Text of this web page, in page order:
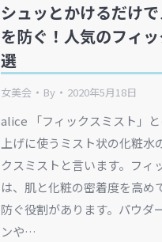
シュッとかけるだけ
を防ぐ！人気のフィ
選
女美会 By 2020年5月18日
alice 「フィックスミスト」
上げに使うミスト状の化粧水
クスミストと言います。フィ
は、肌と化粧の密着度を高め
防ぐ役割があります。パウダ
ンや…